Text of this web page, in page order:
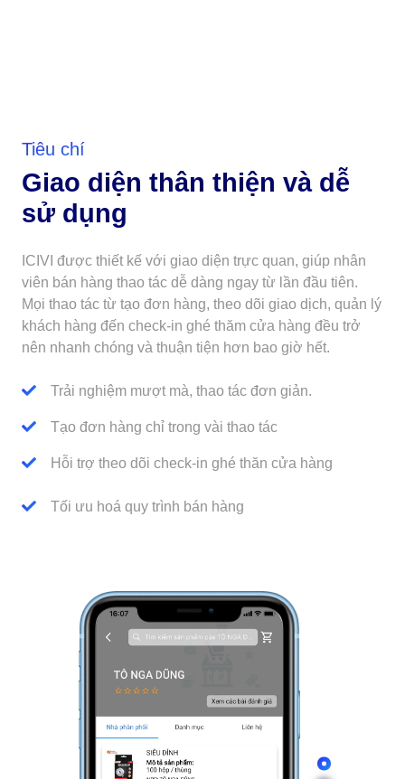
Tiêu chí
Giao diện thân thiện và dễ
sử dụng
ICIVI được thiết kế với giao diện trực quan, giúp nhân
viên bán hàng thao tác dễ dàng ngay từ lần đầu tiên.
Mọi thao tác từ tạo đơn hàng, theo dõi giao dịch, quản lý
khách hàng đến check-in ghé thăm cửa hàng đều trở
nên nhanh chóng và thuận tiện hơn bao giờ hết.
Trải nghiệm mượt mà, thao tác đơn giản.
Tạo đơn hàng chỉ trong vài thao tác
Hỗi trợ theo dõi check-in ghé thăn cửa hàng
Tối ưu hoá quy trình bán hàng